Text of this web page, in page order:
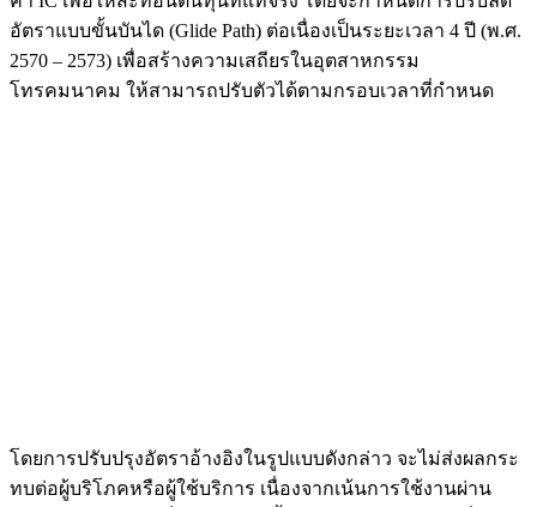
อัตราแบบขั้นบันได (Glide Path) ต่อเนื่องเป็นระยะเวลา 4 ปี (พ.ศ.
2570 – 2573) เพื่อสร้างความเสถียรในอุตสาหกรรม
โทรคมนาคม ให้สามารถปรับตัวได้ตามกรอบเวลาที่กำหนด
โดยการปรับปรุงอัตราอ้างอิงในรูปแบบดังกล่าว จะไม่ส่งผลกระ
ทบต่อผู้บริโภคหรือผู้ใช้บริการ เนื่องจากเน้นการใช้งานผ่าน